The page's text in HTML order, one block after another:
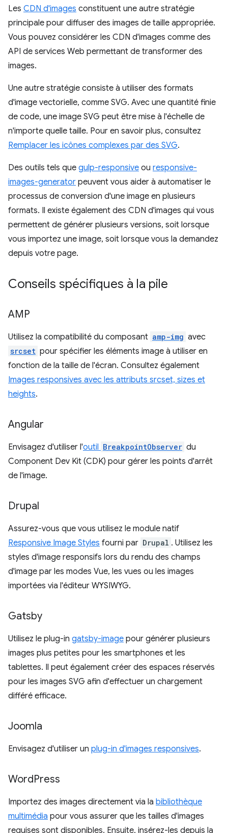
Les CDN d'images constituent une autre stratégie
principale pour diffuser des images de taille appropriée.
Vous pouvez considérer les CDN d'images comme des
API de services Web permettant de transformer des
images.
Une autre stratégie consiste à utiliser des formats
d'image vectorielle, comme SVG. Avec une quantité finie
de code, une image SVG peut être mise à l'échelle de
n'importe quelle taille. Pour en savoir plus, consultez
Remplacer les icônes complexes par des SVG.
Des outils tels que gulp-responsive ou responsive-
images-generator peuvent vous aider à automatiser le
processus de conversion d'une image en plusieurs
formats. Il existe également des CDN d'images qui vous
permettent de générer plusieurs versions, soit lorsque
vous importez une image, soit lorsque vous la demandez
depuis votre page.
Conseils spécifiques à la pile
AMP
Utilisez la compatibilité du composant amp-img avec
srcset pour spécifier les éléments image à utiliser en
fonction de la taille de l'écran. Consultez également
Images responsives avec les attributs srcset, sizes et
heights.
Angular
Envisagez d'utiliser l'outil BreakpointObserver du
Component Dev Kit (CDK) pour gérer les points d'arrêt
de l'image.
Drupal
Assurez-vous que vous utilisez le module natif
Responsive Image Styles fourni par Drupal . Utilisez les
styles d'image responsifs lors du rendu des champs
d'image par les modes Vue, les vues ou les images
importées via l'éditeur WYSIWYG.
Gatsby
Utilisez le plug-in gatsby-image pour générer plusieurs
images plus petites pour les smartphones et les
tablettes. Il peut également créer des espaces réservés
pour les images SVG afin d'effectuer un chargement
différé efficace.
Joomla
Envisagez d'utiliser un plug-in d'images responsives.
WordPress
Importez des images directement via la bibliothèque
multimédia pour vous assurer que les tailles d'images
requises sont disponibles. Ensuite, insérez-les depuis la